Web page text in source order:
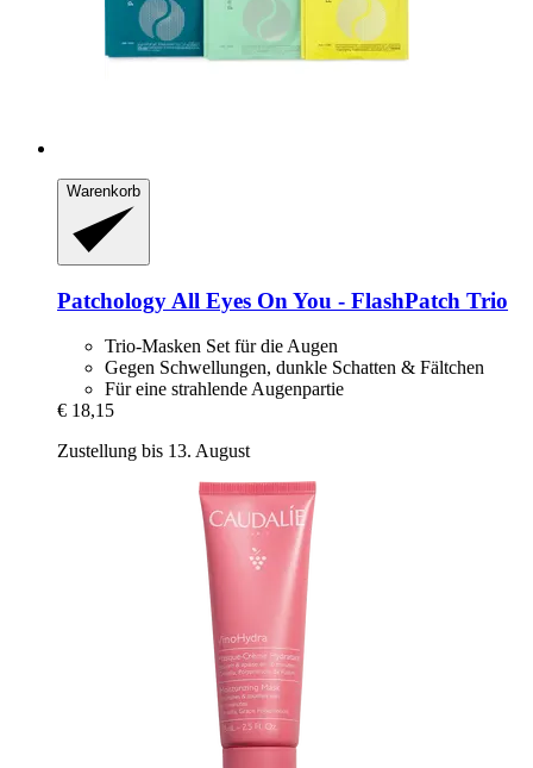
Warenkorb
Patchology All Eyes On You -​ FlashPatch Trio
Trio-Masken Set für die Augen
Gegen Schwellungen, dunkle Schatten & Fältchen
Für eine strahlende Augenpartie
€ 18,15
Zustellung bis 13. August